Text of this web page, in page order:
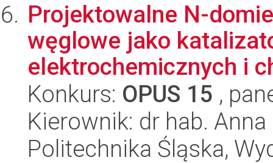
Projektowalne N-
węglowe jako
elektrochemicznych i
Konkurs: OPUS 15 ,
Kierownik: dr hab.
Politechnika Śląska,